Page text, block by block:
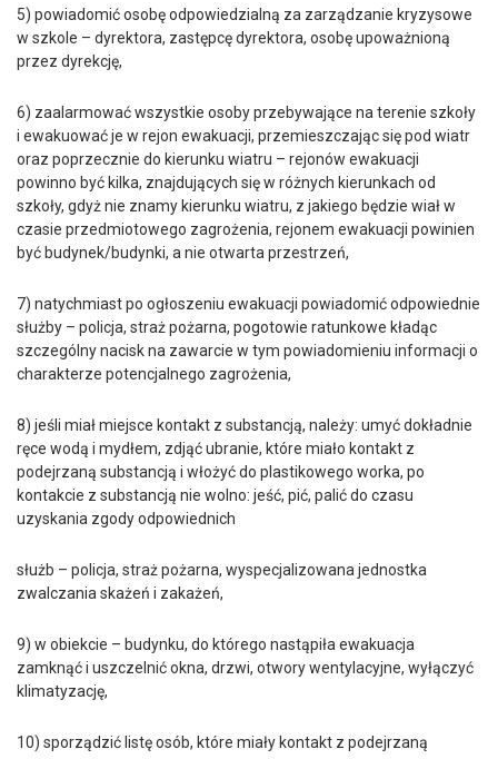
5) powiadomić osobę odpowiedzialną za zarządzanie kryzysowe
w szkole – dyrektora, zastępcę dyrektora, osobę upoważnioną
przez dyrekcję,
6) zaalarmować wszystkie osoby przebywające na terenie szkoły
i ewakuować je w rejon ewakuacji, przemieszczając się pod wiatr
oraz poprzecznie do kierunku wiatru – rejonów ewakuacji
powinno być kilka, znajdujących się w różnych kierunkach od
szkoły, gdyż nie znamy kierunku wiatru, z jakiego będzie wiał w
czasie przedmiotowego zagrożenia, rejonem ewakuacji powinien
być budynek/budynki, a nie otwarta przestrzeń,
7) natychmiast po ogłoszeniu ewakuacji powiadomić odpowiednie
służby – policja, straż pożarna, pogotowie ratunkowe kładąc
szczególny nacisk na zawarcie w tym powiadomieniu informacji o
charakterze potencjalnego zagrożenia,
8) jeśli miał miejsce kontakt z substancją, należy: umyć dokładnie
ręce wodą i mydłem, zdjąć ubranie, które miało kontakt z
podejrzaną substancją i włożyć do plastikowego worka, po
kontakcie z substancją nie wolno: jeść, pić, palić do czasu
uzyskania zgody odpowiednich
służb – policja, straż pożarna, wyspecjalizowana jednostka
zwalczania skażeń i zakażeń,
9) w obiekcie – budynku, do którego nastąpiła ewakuacja
zamknąć i uszczelnić okna, drzwi, otwory wentylacyjne, wyłączyć
klimatyzację,
10) sporządzić listę osób, które miały kontakt z podejrzaną